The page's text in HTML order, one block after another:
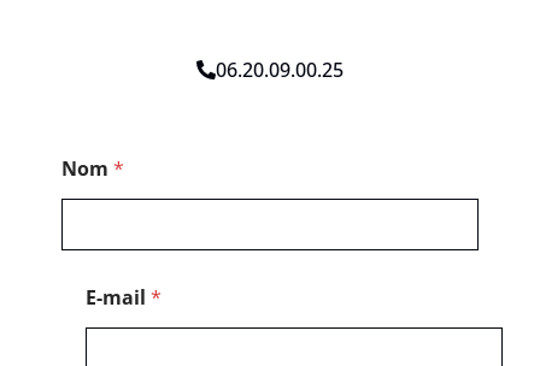
06.20.09.00.25
Nom *
E-mail *